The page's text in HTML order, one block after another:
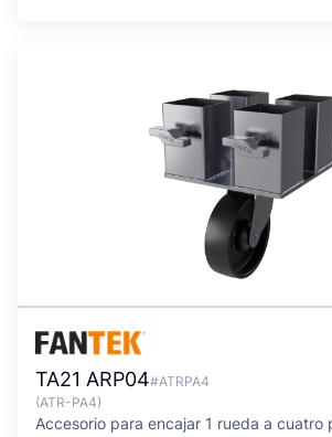
TA21 ARP04#ATRPA4
(ATR-PA4)
Accesorio para encajar 1 rueda a cuatro